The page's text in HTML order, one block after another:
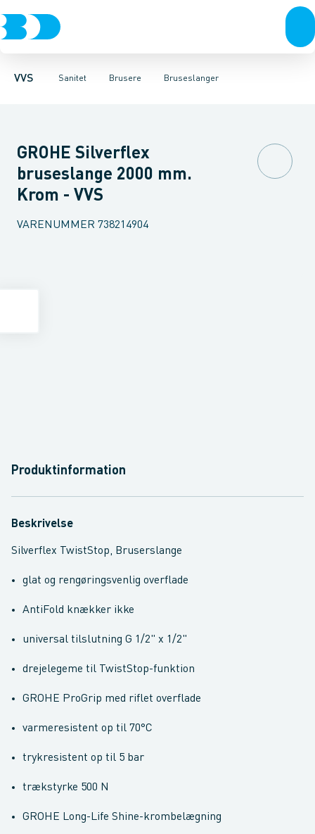
VVS Sanitet
Rør & fittingsPressfittings & rørKuglehaner & ventiler
Brusere
Toiletter, sæder og cisterner VaskeArmaturer
Bruseslanger
HåndbrusereBruseslanger BrusesætBrusestænger
GROHE Silverflex
bruseslange 2000 mm.
Krom - VVS
VARENUMMER 738214904
Produktinformation
Beskrivelse
Silverflex TwistStop, Bruserslange
glat og rengøringsvenlig overflade
AntiFold knækker ikke
universal tilslutning G 1/2" x 1/2"
drejelegeme til TwistStop-funktion
GROHE ProGrip med riflet overflade
varmeresistent op til 70°C
trykresistent op til 5 bar
trækstyrke 500 N
GROHE Long-Life Shine-krombelægning